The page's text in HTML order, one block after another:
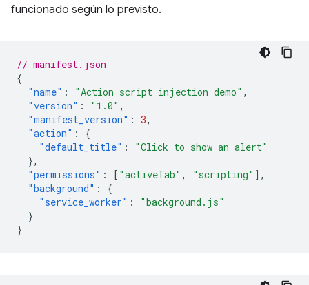
funcionado según lo previsto.
// manifest.json
{
"name" : "Action script injection demo" ,
"version" : "1.0" ,
"manifest_version" : 3,
"action" :
{
"default_title" :
"Click to show an alert"
},
"permissions" : [ "activeTab" , "scripting" ],
"background" :
{
"service_worker" :
"background.js"
}
}